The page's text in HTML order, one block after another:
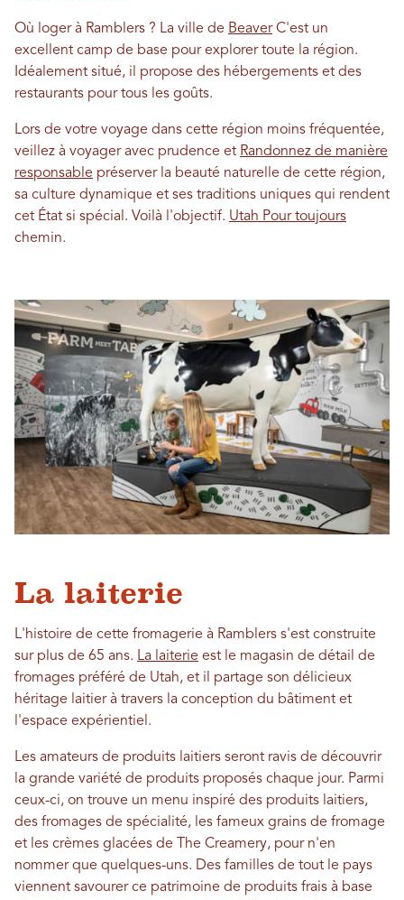
Où loger à Ramblers ? La ville de BeaverC'est un
excellent camp de base pour explorer toute la région.
Idéalement situé, il propose des hébergements et des
restaurants pour tous les goûts.
Lors de votre voyage dans cette région moins fréquentée,
veillez à voyager avec prudence et Randonnez de manière
responsable préserver la beauté naturelle de cette région,
sa culture dynamique et ses traditions uniques qui rendent
cet État si spécial. Voilà l'objectif. Utah Pour toujours
chemin.
La laiterie
L'histoire de cette fromagerie à Ramblers s'est construite
sur plus de 65 ans. La laiterie est le magasin de détail de
fromages préféré de Utah, et il partage son délicieux
héritage laitier à travers la conception du bâtiment et
l'espace expérientiel.
Les amateurs de produits laitiers seront ravis de découvrir
la grande variété de produits proposés chaque jour. Parmi
ceux-ci, on trouve un menu inspiré des produits laitiers,
des fromages de spécialité, les fameux grains de fromage
et les crèmes glacées de The Creamery, pour n'en
nommer que quelques-uns. Des familles de tout le pays
viennent savourer ce patrimoine de produits frais à base